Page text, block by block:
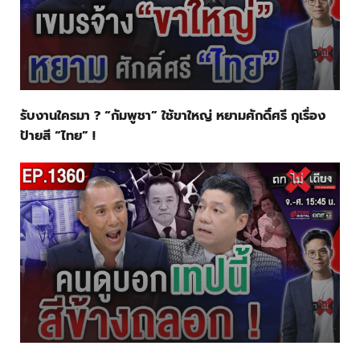
รับงานใครมา ? “กัมพูชา” ใช้ขาใหญ่ หยามศักดิ์ศรี กุเรื่อง
ป้ายสี “ไทย” !